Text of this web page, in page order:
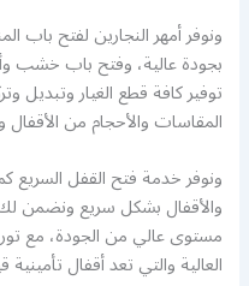
ونوفر أمهر النجارين لفتح باب
بجودة عالية، وفتح باب خشب
توفير كافة قطع الغيار وتبديل
المقاسات والأحجام من
ونوفر خدمة فتح القفل السريع
والأقفال بشكل سريع ونضمن لك
مستوى عالي من الجودة، مع
العالية والتي تعد أقفال تأمينية